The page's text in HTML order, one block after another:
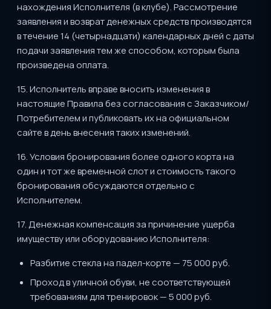
нахождения Исполнителя (в клубе). Рассмотрение
заявления и возврат денежных средств производятся
в течение 14 (четырнадцати) календарных дней с даты
подачи заявления тем же способом, которым была
произведена оплата.
15. Исполнитель вправе вносить изменения в
настоящие Правила без согласования с Заказчиком/
Потребителем и публиковать их на официальном
сайте в день внесения таких изменений.
16. Условия бронирования более одного корта на
один и тот же временной слот и стоимость такого
бронирования обсуждаются отдельно с
Исполнителем.
17. Денежная компенсация за причинение ущерба
имуществу или оборудованию Исполнителя:
Разбитие стекла на падел-корте — 75 000 руб.
Проход в уличной обуви, не соответствующей
требованиям для тренировок — 5 000 руб.